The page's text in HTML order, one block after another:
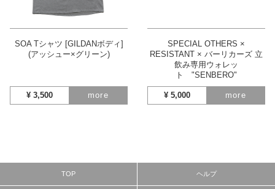
SOA Tシャツ [GILDANボディ]
(アッシュー×グリーン)
¥ 3,500 more
SPECIAL OTHERS ×
RESISTANT × バーリカーズ 立
飲み専用ウォレッ
ト "SENBERO"
¥ 5,000 more
TOP ヘルプ